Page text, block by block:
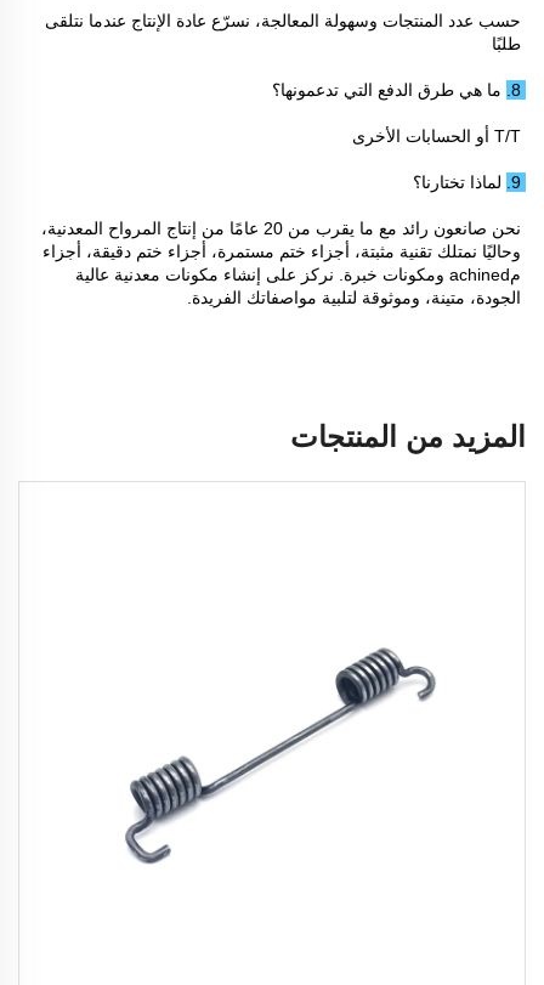
طلبًا
8. ما هي طرق الدفع التي تدعمونها؟
T/T أو الحسابات الأخرى
9. لماذا تختارنا؟
الجودة، متينة، وموثوقة لتلبية مواصفاتك الفريدة.
المزيد من المنتجات